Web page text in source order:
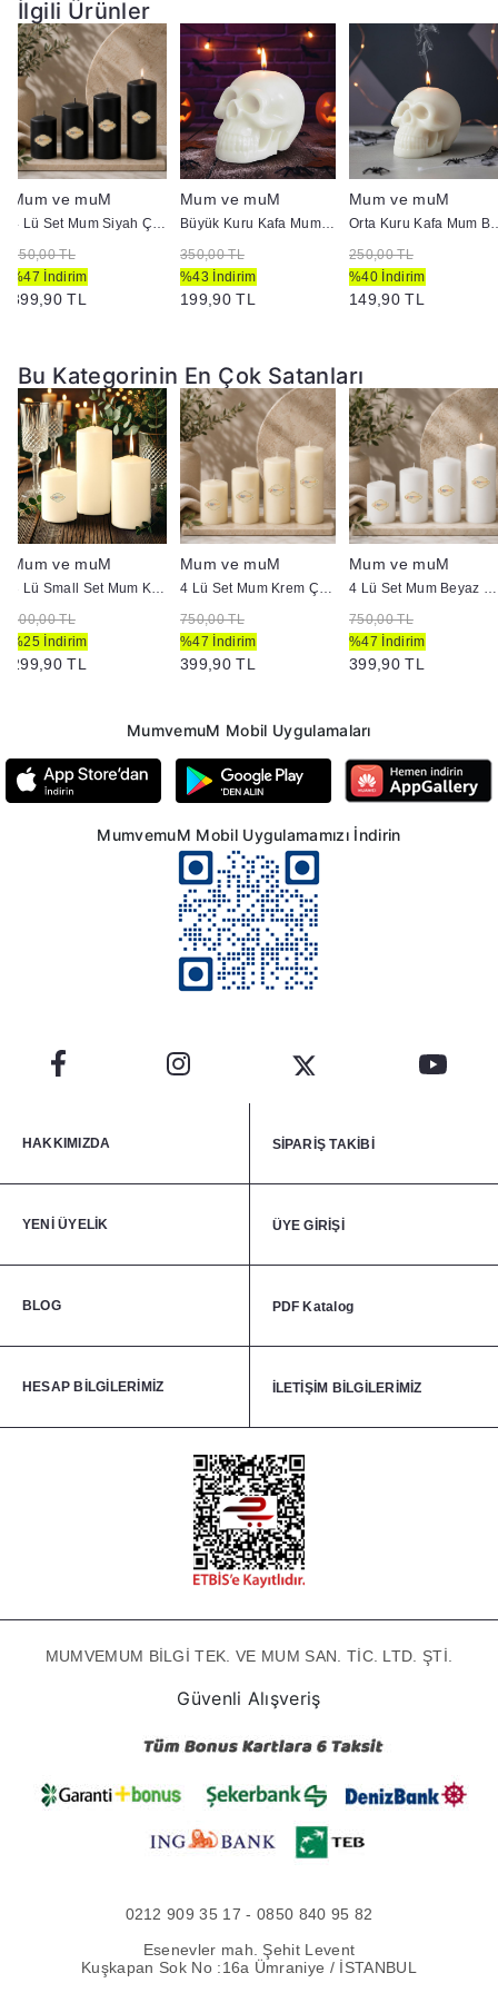
Mumları yanıcı maddelerin yakınlarına koymayın.
İlgili Ürünler
Mum ve muM
4 Lü Set Mum Siyah Çap :5 cm
750,00 TL
%47 İndirim
399,90 TL
Mum ve muM
Büyük Kuru Kafa Mum Beyaz
350,00 TL
%43 İndirim
199,90 TL
Mum ve muM
Orta Kuru
250,00 TL
%40 İndirim
149,90 TL
Bu Kategorinin En Çok Satanları
Mum ve muM
3 Lü Small Set Mum Krem Çap :5 cm
400,00 TL
%25 İndirim
299,90 TL
Mum ve muM
4 Lü Set Mum Krem Çap :5 cm
750,00 TL
%47 İndirim
399,90 TL
Mum ve muM
4 Lü Set Mum Beyaz Çap :5 cm
750,00 TL
%47 İndirim
399,90 TL
MumvemuM Mobil Uygulamaları
MumvemuM Mobil Uygulamamızı İndirin
HAKKIMIZDA SİPARİŞ TAKİBİ
YENİ ÜYELİK ÜYE GİRİŞİ
BLOG PDF Katalog
HESAP BİLGİLERİMİZ İLETİŞİM BİLGİLERİMİZ
MUMVEMUM BİLGİ TEK. VE MUM SAN. TİC. LTD. ŞTİ.
Güvenli Alışveriş
0212 909 35 17 - 0850 840 95 82
Esenevler mah. Şehit Levent
Kuşkapan Sok No :16a Ümraniye / İSTANBUL